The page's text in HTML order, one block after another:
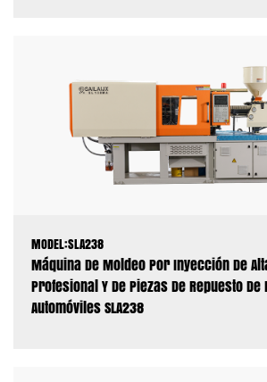
MODEL:SLA238
Máquina De Moldeo Por Inyección De
Profesional Y De Piezas De Repuesto
Automóviles SLA238